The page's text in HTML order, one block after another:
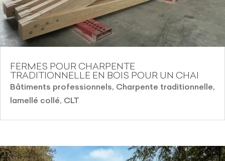
FERMES POUR CHARPENTE
TRADITIONNELLE EN BOIS POUR UN CHAI
Bâtiments professionnels, Charpente traditionnelle,
lamellé collé, CLT